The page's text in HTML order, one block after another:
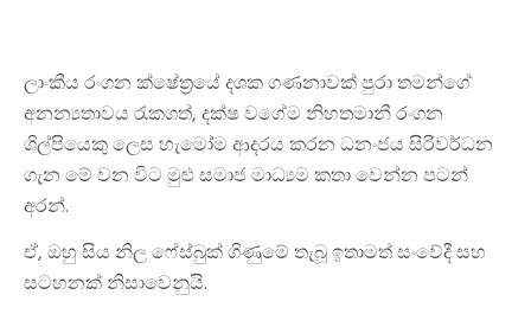
ලාංකීය රංගන ක්ෂේත්‍රයේ දශක ගණනාවක් පුරා තමන්ගේ
අනන්‍යතාවය රැකගත්, දක්ෂ වගේම නිහතමානී රංගන
ශිල්පියෙකු ලෙස හැමෝම ආදරය කරන ධනංජය සිරිවර්ධන
ගැන මේ වන විට මුළු සමාජ මාධ්‍යම කතා වෙන්න පටන්
අරන්.
ඒ, ඔහු සිය නිල ෆේස්බුක් ගිණුමේ තැබූ ඉතාමත් සංවේදී සහ
සටහනක් නිසාවෙනුයි.